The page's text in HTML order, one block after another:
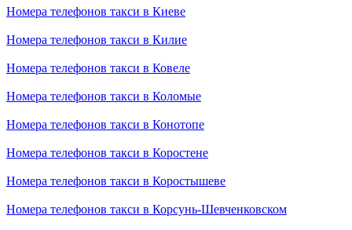
Номера телефонов такси в Киеве
Номера телефонов такси в Килие
Номера телефонов такси в Ковеле
Номера телефонов такси в Коломые
Номера телефонов такси в Конотопе
Номера телефонов такси в Коростене
Номера телефонов такси в Коростышеве
Номера телефонов такси в Корсунь-Шевченковском